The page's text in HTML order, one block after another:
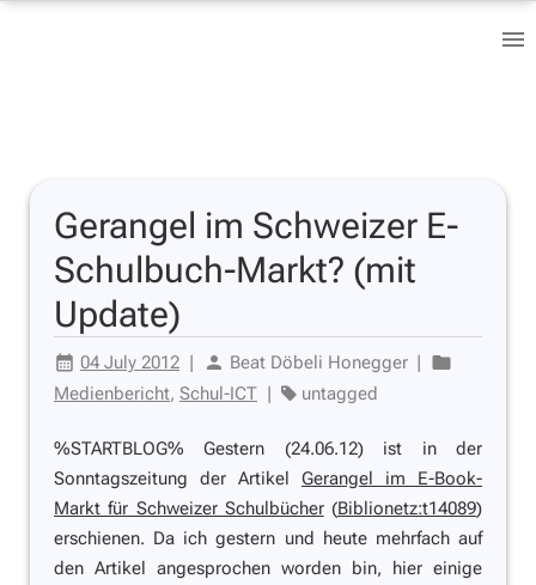
Gerangel im Schweizer E-
Schulbuch-Markt? (mit
Update)
04 July 2012 | Beat Döbeli Honegger |
Medienbericht, Schul-ICT | untagged
%STARTBLOG% Gestern (24.06.12) ist in der
Sonntagszeitung der Artikel Gerangel im E-Book-
Markt für Schweizer Schulbücher(Biblionetz:t14089)
erschienen. Da ich gestern und heute mehrfach auf
den Artikel angesprochen worden bin, hier einige